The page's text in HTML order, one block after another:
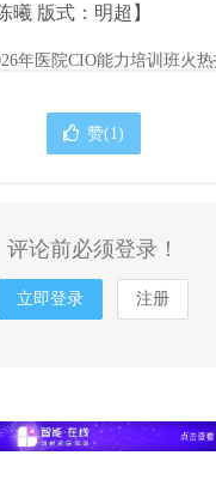
曦 版式：明超】
年医院CIO能力培训班火
赞(1)
评论前必须登录！
立即登录 注册